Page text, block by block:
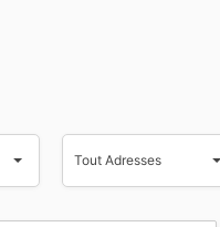
Tout
Adresses
Tout Adresses